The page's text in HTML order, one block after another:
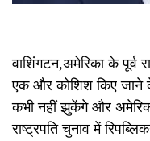
वाशिंगटन,अमेरिका के पूर्व
एक और कोशिश किए जाने
कभी नहीं झुकेंगे और
राष्ट्रपति चुनाव में